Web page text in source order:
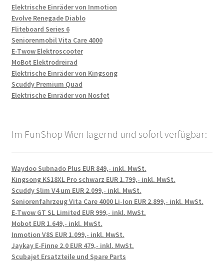
Elektrische Einräder von Inmotion
Evolve Renegade Diablo
Fliteboard Series 6
Seniorenmobil Vita Care 4000
E-Twow Elektroscooter
MoBot Elektrodreirad
Elektrische Einräder von Kingsong
Scuddy Premium Quad
Elektrische Einräder von Nosfet
Im FunShop Wien lagernd und sofort verfügbar:
Waydoo Subnado Plus EUR 849,- inkl. MwSt.
Kingsong KS18XL Pro schwarz EUR 1.799,- inkl. MwSt.
Scuddy Slim V4 um EUR 2.099,- inkl. MwSt.
Seniorenfahrzeug Vita Care 4000 Li-Ion EUR 2.899,- inkl. MwSt.
E-Twow GT SL Limited EUR 999,- inkl. MwSt.
Mobot EUR 1.649,- inkl. MwSt.
Inmotion V8S EUR 1.099,- inkl. MwSt.
Jaykay E-Finne 2.0 EUR 479,- inkl. MwSt.
Scubajet Ersatzteile und Spare Parts